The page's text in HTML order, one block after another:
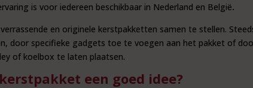
is voor iedereen beschikbaar in Nederland en België.
en originele kerstpakketten samen te stellen.
door specifieke gadgets toe te voegen aan het pakket of
of koelbox te laten plaatsen.
een goed idee?